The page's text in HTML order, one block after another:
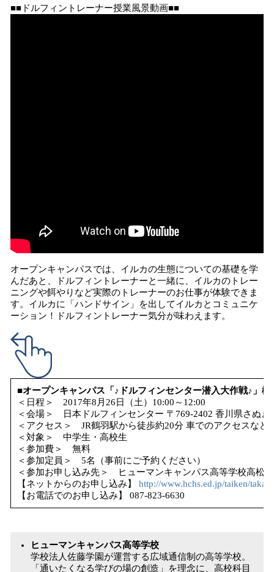
■■ドルフィントレーナー授業風景動画■■
オープンキャンパスでは、イルカの生態についての基礎を学
んだあと、ドルフィントレーナーと一緒に、イルカのトレー
ニングや餌やりなど実際のトレーナーのお仕事が体験できま
す。イルカに「ハンドサイン」を出してイルカとコミュニケ
ーション！ドルフィントレーナー気分が味わえます。
■オープンキャンパス「♪ドルフィンセンター潜入大作戦♪」概
＜日程＞ 2017年8月26日（土）10:00～12:00
＜会場＞ 日本ドルフィンセンター 〒769-2402 香川県さぬき
＜アクセス＞ JR鶴羽駅から徒歩約20分 車でのアクセスな
＜対象＞ 中学生・高校生
＜参加費＞ 無料
＜参加定員＞ 5名（事前にご予約ください）
＜参加お申し込み先＞ ヒューマンキャンパス高等学校高松
【ネットからのお申し込み】 http://www.hchs.ed.jp/taiken/
【お電話でのお申し込み】 087-823-6630
ヒューマンキャンパス高等学校
学校法人佐藤学園が運営する広域通信制の高等学校。
「通いたくなる学びの場の創造」を理念に、高校科目